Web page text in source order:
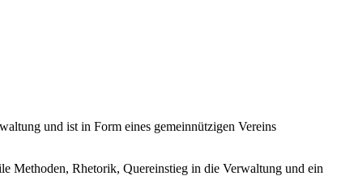
und ist in Form eines gemeinnützigen Vereins
Methoden, Rhetorik, Quereinstieg in die Verwaltung und ein